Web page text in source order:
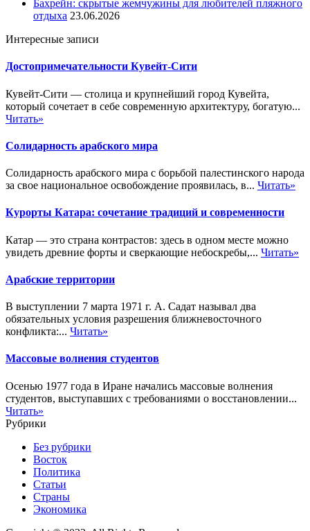
Бахрейн: скрытые жемчужины для любителей пляжного
отдыха 23.06.2026
Интересные записи
Достопримечательности Кувейт-Сити
Кувейт-Сити — столица и крупнейший город Кувейта,
который сочетает в себе современную архитектуру, богатую...
Читать»
Солидарность арабского мира
Солидарность арабского мира с борьбой палестинского народа
за свое национальное освобождение проявилась, в... Читать»
Курорты Катара: сочетание традиций и современности
Катар — это страна контрастов: здесь в одном месте можно
увидеть древние форты и сверкающие небоскребы,... Читать»
Арабские территории
В выступлении 7 марта 1971 г. А. Садат называл два
обязательных условия разрешения ближневосточного
конфликта:... Читать»
Массовые волнения студентов
Осенью 1977 года в Иране начались массовые волнения
студентов, выступавших с требованиями о восстановлении...
Читать»
Рубрики
Без рубрики
Восток
Политика
Статьи
Страны
Экономика